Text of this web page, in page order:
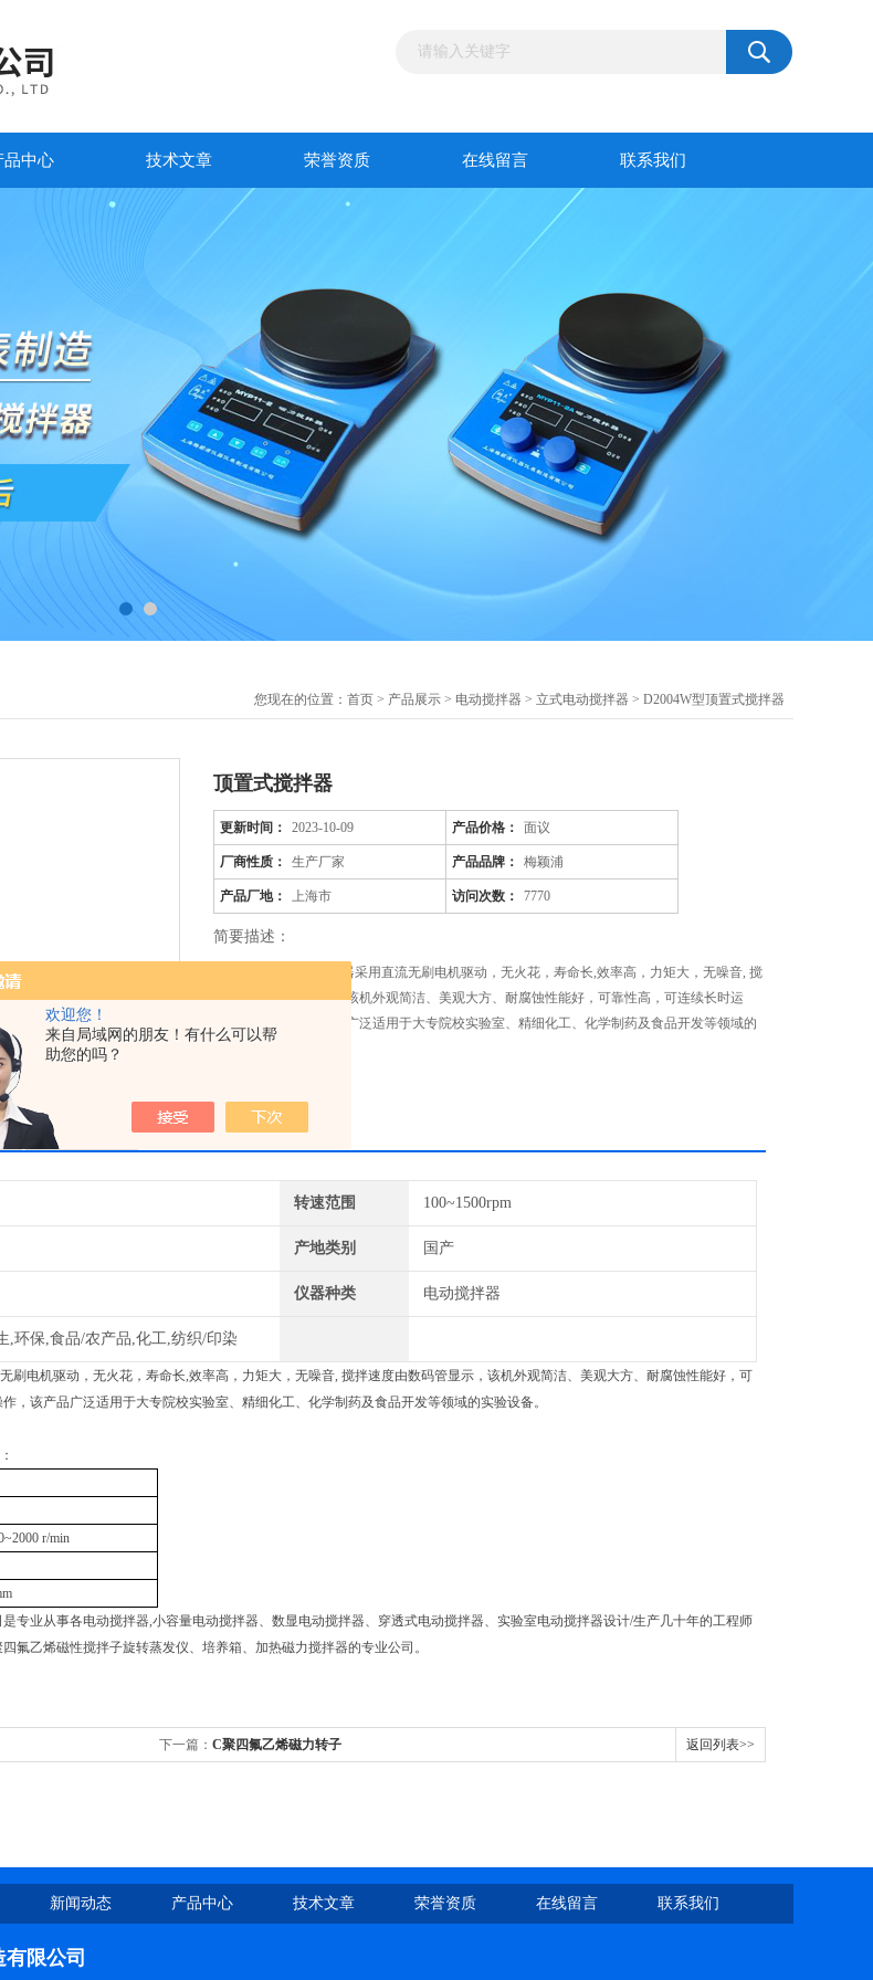
欢迎您！
来自局域网的朋友！有什么可以帮
助您的吗？
品中心 技术文章 荣誉资质 在线留言 联系我们
您现在的位置： 首页 > 产品展示 > 电动搅拌器 > 立式电动搅拌器 > D2004W型顶置式搅拌器
顶置式搅拌器
更新时间： 2023-10-09 产品价格： 面议
厂商性质： 生产厂家 产品品牌： 梅颖浦
产品厂地： 上海市 访问次数： 7770
简要描述：
D2004W型顶置式搅拌器采用直流无刷电机驱动，无火花，寿命长,效率高，力矩大，无噪音, 搅
拌速度由数码管显示，该机外观简洁、美观大方、耐腐蚀性能好，可靠性高，可连续长时运
行，易于操作，该产品广泛适用于大专院校实验室、精细化工、化学制药及食品开发等领域的
留言询价
转速范围 100~1500rpm
产地类别 国产
仪器种类 电动搅拌器
,环保,食品/农产品,化工,纺织/印染
刷电机驱动，无火花，寿命长,效率高，力矩大，无噪音, 搅拌速度由数码管显示，该机外观简洁、美观大方、耐腐蚀性能好，可
，该产品广泛适用于大专院校实验室、精细化工、化学制药及食品开发等领域的实验设备。
r/min
专业从事各电动搅拌器,小容量电动搅拌器、数显电动搅拌器、穿透式电动搅拌器、实验室电动搅拌器设计/生产几十年的工程师
氟乙烯磁性搅拌子旋转蒸发仪、培养箱、加热磁力搅拌器的专业公司。
下一篇： C聚四氟乙烯磁力转子 返回列表>>
新闻动态 产品中心 技术文章 荣誉资质 在线留言 联系我们
限公司